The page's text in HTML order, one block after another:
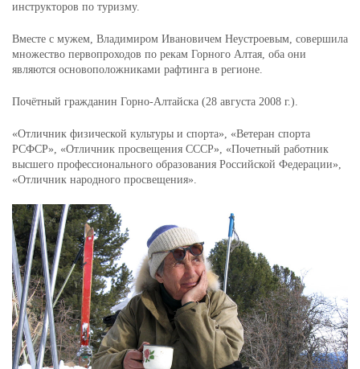
инструкторов по туризму.
Вместе с мужем, Владимиром Ивановичем Неустроевым, совершила
множество первопроходов по рекам Горного Алтая, оба они
являются основоположниками рафтинга в регионе.
Почётный гражданин Горно-Алтайска (28 августа 2008 г.).
«Отличник физической культуры и спорта», «Ветеран спорта
РСФСР», «Отличник просвещения СССР», «Почетный работник
высшего профессионального образования Российской Федерации»,
«Отличник народного просвещения».